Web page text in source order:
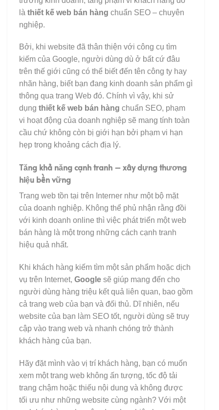
là thiết kế web bán hàng chuẩn SEO – chuyên
nghiệp.
Bởi, khi website đã thân thiện với công cụ tìm
kiếm của Google, người dùng dù ở bất cứ đâu
trên thế giới cũng có thể biết đến tên công ty hay
nhãn hàng, biết bạn đang kinh doanh sản phẩm gì
thông qua trang Web đó. Chính vì vậy, khi sử
dụng thiết kế web bán hàng chuẩn SEO, phạm
vi hoạt động của doanh nghiệp sẽ mang tính toàn
cầu chứ không còn bị giới hạn bởi phạm vi hạn
hẹp trong khoảng cách địa lý.
Tăng khả năng cạnh tranh – xây dựng thương
hiệu bền vững
Trang web tồn tại trên Interner như một bộ mặt
của doanh nghiệp. Không thể phủ nhận rằng đồi
với kinh doanh online thì việc phát triển một web
bán hàng là một trong những cách cạnh tranh
hiệu quả nhất.
Khi khách hàng kiếm tìm một sản phẩm hoặc dịch
vụ trên Internet, Google sẽ giúp mang đến cho
người dùng hàng triệu kết quả liên quan, bao gồm
cả trang web của bạn và đối thủ. Dĩ nhiên, nếu
website của bạn làm SEO tốt, người dùng sẽ truy
cập vào trang web và nhanh chóng trở thành
khách hàng của bạn.
Hãy đặt mình vào vị trí khách hàng, bạn có muốn
xem một trang web không ấn tượng, tốc độ tải
trang chậm hoặc thiếu nội dung và không được
tối ưu như những website cùng ngành? Với một